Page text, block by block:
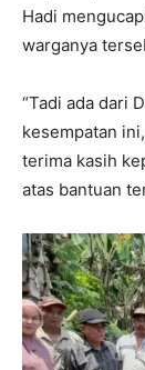
Hadi
warganya
“Tadi ada dari
kesempatan
terima kasih
atas bantuan